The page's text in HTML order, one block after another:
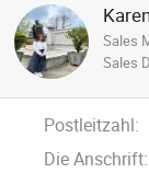
Sales
Sales
Postleitzahl:
Die Anschrift: